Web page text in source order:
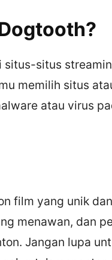
situs-situs
memilih situs
atau virus
film yang unik dan
menawan, dan
Jangan lupa